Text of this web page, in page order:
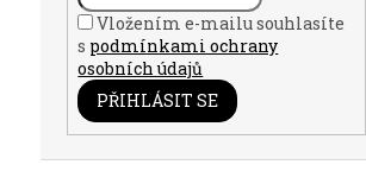
Vložením e-mailu souhlasíte
s podmínkami ochrany
osobních údajů
PŘIHLÁSIT SE